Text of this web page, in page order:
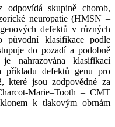
skupině chorob,
neuropatie (HMSN –
defektů v různých
původní klasifikace podle
do pozadí a podobně
nahrazována klasifikací
příkladu defektů genu pro
které jsou zodpovědné za
Marie–Tooth – CMT
k tlakovým obrnám